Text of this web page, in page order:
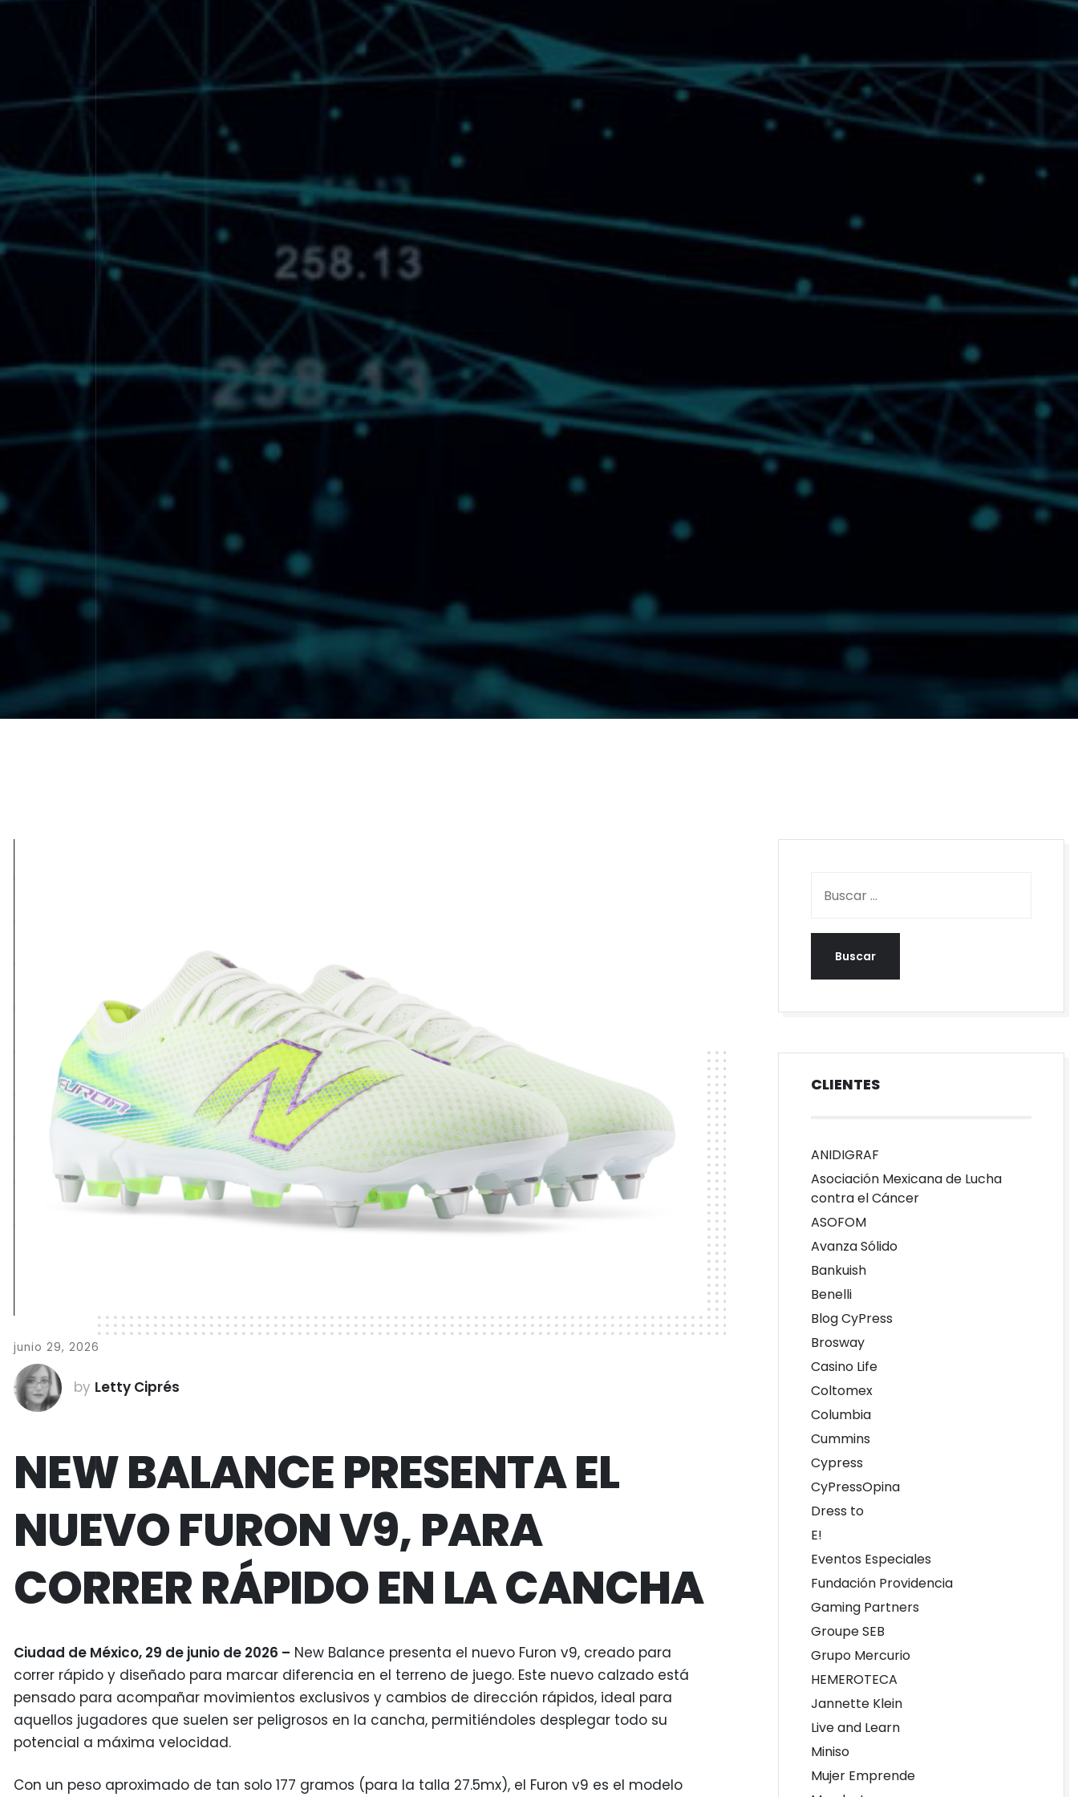
junio 29, 2026
by Letty Ciprés
NEW BALANCE PRESENTA EL
NUEVO FURON V9, PARA
CORRER RÁPIDO EN LA CANCHA
Ciudad de México, 29 de junio de 2026 – New Balance presenta el nuevo Furon v9, creado para
correr rápido y diseñado para marcar diferencia en el terreno de juego. Este nuevo calzado está
pensado para acompañar movimientos exclusivos y cambios de dirección rápidos, ideal para
aquellos jugadores que suelen ser peligrosos en la cancha, permitiéndoles desplegar todo su
potencial a máxima velocidad.
Con un peso aproximado de tan solo 177 gramos (para la talla 27.5mx), el Furon v9 es el modelo
CLIENTES
ANIDIGRAF
Asociación Mexicana de Lucha
contra el Cáncer
ASOFOM
Avanza Sólido
Bankuish
Benelli
Blog CyPress
Brosway
Casino Life
Coltomex
Columbia
Cummins
Cypress
CyPressOpina
Dress to
E!
Eventos Especiales
Fundación Providencia
Gaming Partners
Groupe SEB
Grupo Mercurio
HEMEROTECA
Jannette Klein
Live and Learn
Miniso
Mujer Emprende